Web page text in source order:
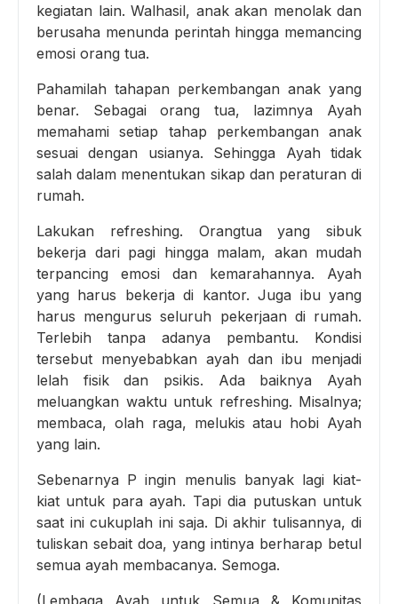
kegiatan lain. Walhasil, anak akan menolak dan
berusaha menunda perintah hingga memancing
emosi orang tua.
Pahamilah tahapan perkembangan anak yang
benar. Sebagai orang tua, lazimnya Ayah
memahami setiap tahap perkembangan anak
sesuai dengan usianya. Sehingga Ayah tidak
salah dalam menentukan sikap dan peraturan di
rumah.
Lakukan refreshing. Orangtua yang sibuk
bekerja dari pagi hingga malam, akan mudah
terpancing emosi dan kemarahannya. Ayah
yang harus bekerja di kantor. Juga ibu yang
harus mengurus seluruh pekerjaan di rumah.
Terlebih tanpa adanya pembantu. Kondisi
tersebut menyebabkan ayah dan ibu menjadi
lelah fisik dan psikis. Ada baiknya Ayah
meluangkan waktu untuk refreshing. Misalnya;
membaca, olah raga, melukis atau hobi Ayah
yang lain.
Sebenarnya P ingin menulis banyak lagi kiat-
kiat untuk para ayah. Tapi dia putuskan untuk
saat ini cukuplah ini saja. Di akhir tulisannya, di
tuliskan sebait doa, yang intinya berharap betul
semua ayah membacanya. Semoga.
(Lembaga Ayah untuk Semua & Komunitas